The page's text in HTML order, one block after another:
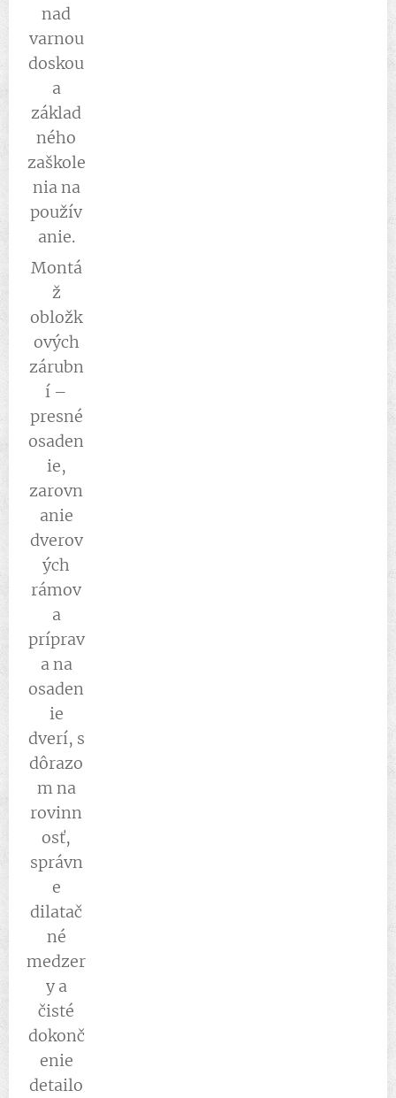
nad
varnou
doskou
a
základ
ného
zaškole
nia na
použív
anie.
Montá
ž
obložk
ových
zárubn
í –
presné
osaden
ie,
zarovn
anie
dverov
ých
rámov
a
príprav
a na
osaden
ie
dverí, s
dôrazo
m na
rovinn
osť,
správn
e
dilatač
né
medzer
y a
čisté
dokonč
enie
detailo